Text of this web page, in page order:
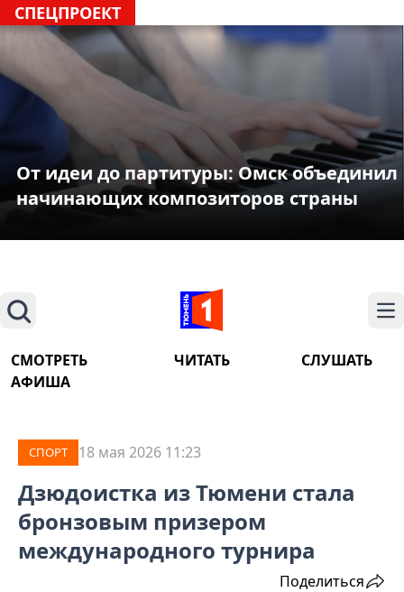
СПЕЦПРОЕКТ
От идеи до партитуры: Омск объединил
начинающих композиторов страны
Поиск
СМОТРЕТЬ ЧИТАТЬ
СЛУШАТЬ
АФИША
СПОРТ 18 мая 2026 11:23
Дзюдоистка из Тюмени стала
бронзовым призером
международного турнира
Поделиться